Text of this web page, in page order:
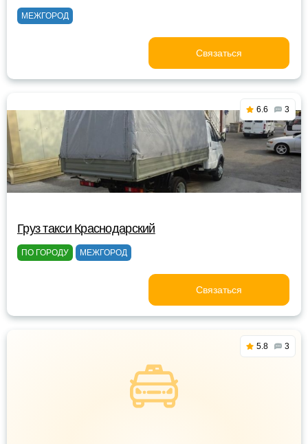
МЕЖГОРОД
Связаться
6.6 3
Груз такси Краснодарский
ПО ГОРОДУ МЕЖГОРОД
Связаться
5.8 3